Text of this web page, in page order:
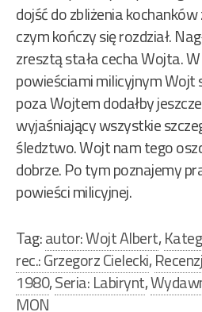
dojść do zbliżenia
czym kończy się rozdział.
zresztą stała cecha Wojta.
powieściami milicyjnym Wojt
poza Wojtem dodałby
wyjaśniający wszystkie
śledztwo. Wojt nam tego
dobrze. Po tym poznajemy
powieści milicyjnej.
Tag:autor: Wojt Albert,
rec.: Grzegorz Cielecki,
1980,Seria: Labirynt,
MON